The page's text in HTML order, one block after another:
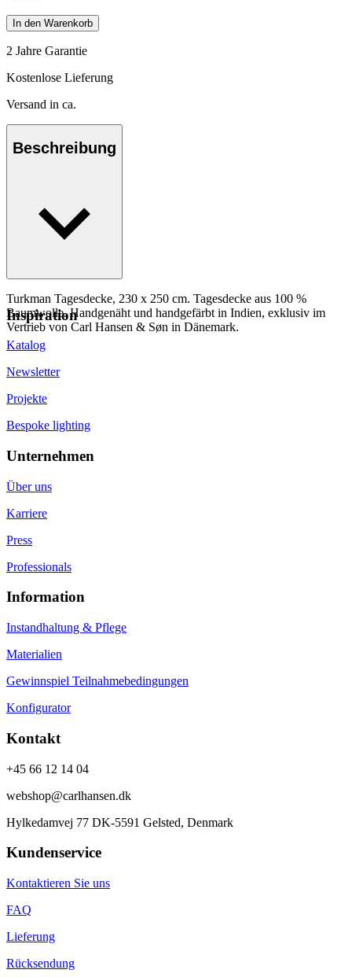
In den Warenkorb
2 Jahre Garantie
Kostenlose Lieferung
Versand in ca.
Beschreibung
Turkman Tagesdecke, 230 x 250 cm. Tagesdecke aus 100 %
Baumwolle. Handgenäht und handgefärbt in Indien, exklusiv im
Vertrieb von Carl Hansen & Søn in Dänemark.
Inspiration
Katalog
Newsletter
Projekte
Bespoke lighting
Unternehmen
Über uns
Karriere
Press
Professionals
Information
Instandhaltung & Pflege
Materialien
Gewinnspiel Teilnahmebedingungen
Konfigurator
Kontakt
+45 66 12 14 04
webshop@carlhansen.dk
Hylkedamvej 77 DK-5591 Gelsted, Denmark
Kundenservice
Kontaktieren Sie uns
FAQ
Lieferung
Rücksendung